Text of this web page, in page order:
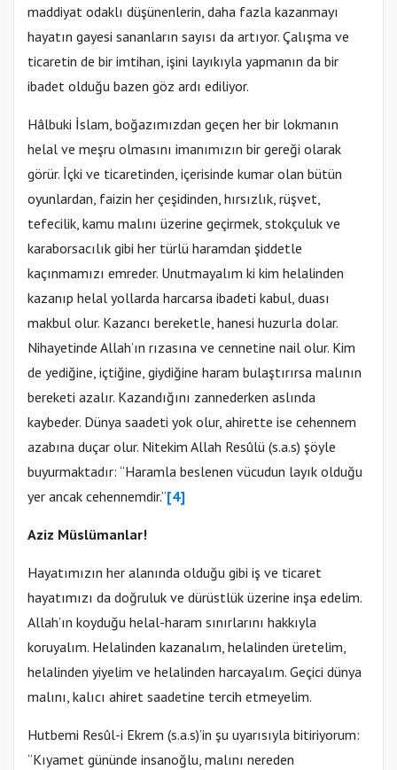
maddiyat odaklı düşünenlerin, daha fazla kazanmayı
hayatın gayesi sananların sayısı da artıyor. Çalışma ve
ticaretin de bir imtihan, işini layıkıyla yapmanın da bir
ibadet olduğu bazen göz ardı ediliyor.
Hâlbuki İslam, boğazımızdan geçen her bir lokmanın
helal ve meşru olmasını imanımızın bir gereği olarak
görür. İçki ve ticaretinden, içerisinde kumar olan bütün
oyunlardan, faizin her çeşidinden, hırsızlık, rüşvet,
tefecilik, kamu malını üzerine geçirmek, stokçuluk ve
karaborsacılık gibi her türlü haramdan şiddetle
kaçınmamızı emreder. Unutmayalım ki kim helalinden
kazanıp helal yollarda harcarsa ibadeti kabul, duası
makbul olur. Kazancı bereketle, hanesi huzurla dolar.
Nihayetinde Allah’ın rızasına ve cennetine nail olur. Kim
de yediğine, içtiğine, giydiğine haram bulaştırırsa malının
bereketi azalır. Kazandığını zannederken aslında
kaybeder. Dünya saadeti yok olur, ahirette ise cehennem
azabına duçar olur. Nitekim Allah Resûlü (s.a.s) şöyle
buyurmaktadır: “Haramla beslenen vücudun layık olduğu
yer ancak cehennemdir.”[4]
Aziz Müslümanlar!
Hayatımızın her alanında olduğu gibi iş ve ticaret
hayatımızı da doğruluk ve dürüstlük üzerine inşa edelim.
Allah’ın koyduğu helal-haram sınırlarını hakkıyla
koruyalım. Helalinden kazanalım, helalinden üretelim,
helalinden yiyelim ve helalinden harcayalım. Geçici dünya
malını, kalıcı ahiret saadetine tercih etmeyelim.
Hutbemi Resûl-i Ekrem (s.a.s)’in şu uyarısıyla bitiriyorum:
“Kıyamet gününde insanoğlu, malını nereden